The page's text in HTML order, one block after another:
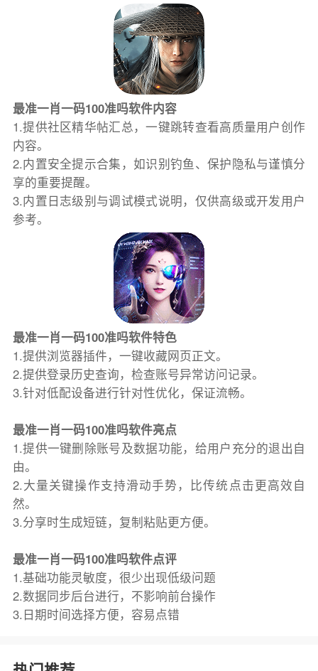
最准一肖一码100准吗软件内容
1.提供社区精华帖汇总，一键跳转查看高质量用户创作
内容。
2.内置安全提示合集，如识别钓鱼、保护隐私与谨慎分
享的重要提醒。
3.内置日志级别与调试模式说明，仅供高级或开发用户
参考。
最准一肖一码100准吗软件特色
1.提供浏览器插件，一键收藏网页正文。
2.提供登录历史查询，检查账号异常访问记录。
3.针对低配设备进行针对性优化，保证流畅。
最准一肖一码100准吗软件亮点
1.提供一键删除账号及数据功能，给用户充分的退出自
由。
2.大量关键操作支持滑动手势，比传统点击更高效自
然。
3.分享时生成短链，复制粘贴更方便。
最准一肖一码100准吗软件点评
1.基础功能灵敏度，很少出现低级问题
2.数据同步后台进行，不影响前台操作
3.日期时间选择方便，容易点错